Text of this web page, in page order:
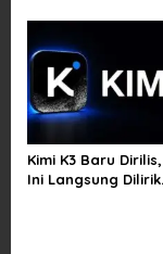
Kimi K3 Baru
Ini Langsung Dilirik